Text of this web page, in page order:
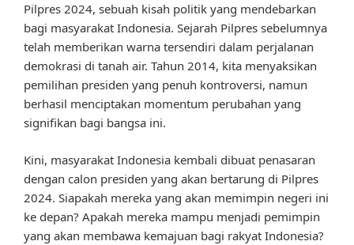
Pilpres 2024, sebuah kisah politik yang mendebarkan
bagi masyarakat Indonesia. Sejarah Pilpres sebelumnya
telah memberikan warna tersendiri dalam perjalanan
demokrasi di tanah air. Tahun 2014, kita menyaksikan
pemilihan presiden yang penuh kontroversi, namun
berhasil menciptakan momentum perubahan yang
signifikan bagi bangsa ini.
Kini, masyarakat Indonesia kembali dibuat penasaran
dengan calon presiden yang akan bertarung di Pilpres
2024. Siapakah mereka yang akan memimpin negeri ini
ke depan? Apakah mereka mampu menjadi pemimpin
yang akan membawa kemajuan bagi rakyat Indonesia?